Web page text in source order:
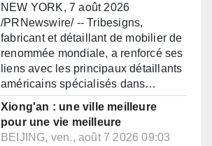
NEW YORK, 7 août 2026
/PRNewswire/ -- Tribesigns,
fabricant et détaillant de mobilier de
renommée mondiale, a renforcé ses
liens avec les principaux détaillants
américains spécialisés dans…
Xiong'an : une ville meilleure
pour une vie meilleure
BEIJING, ven., août 7 2026 09:03